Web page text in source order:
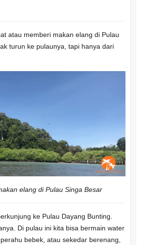
atau memberi makan elang di Pulau
turun ke pulaunya, tapi hanya dari
elang di Pulau Singa Besar
ke Pulau Dayang Bunting.
Di pulau ini kita bisa bermain water
bebek, atau sekedar berenang,